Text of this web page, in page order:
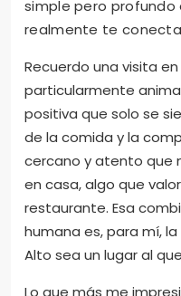
Probé por primera
una reunión casual
mordisco, supe que
especial. Me
explosión de
viajar, aunque fuera
calles de México.
simple pero
realmente te conecta
Recuerdo una visita
particularmente
positiva que solo se